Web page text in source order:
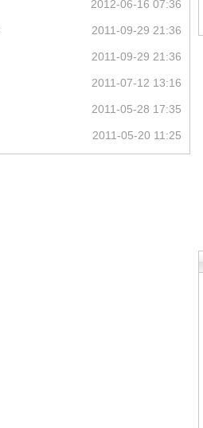
2012-06-16 07:36
2011-09-29 21:36
2011-09-29 21:36
2011-07-12 13:16
2011-05-28 17:35
2011-05-20 11:25